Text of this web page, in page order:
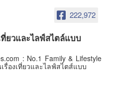
222,972
ยวและไลฟ์สไตล์แบบ
: No.1 Family & Lifestyle
รื่องเที่ยวและไลฟ์สไตส์แบบ